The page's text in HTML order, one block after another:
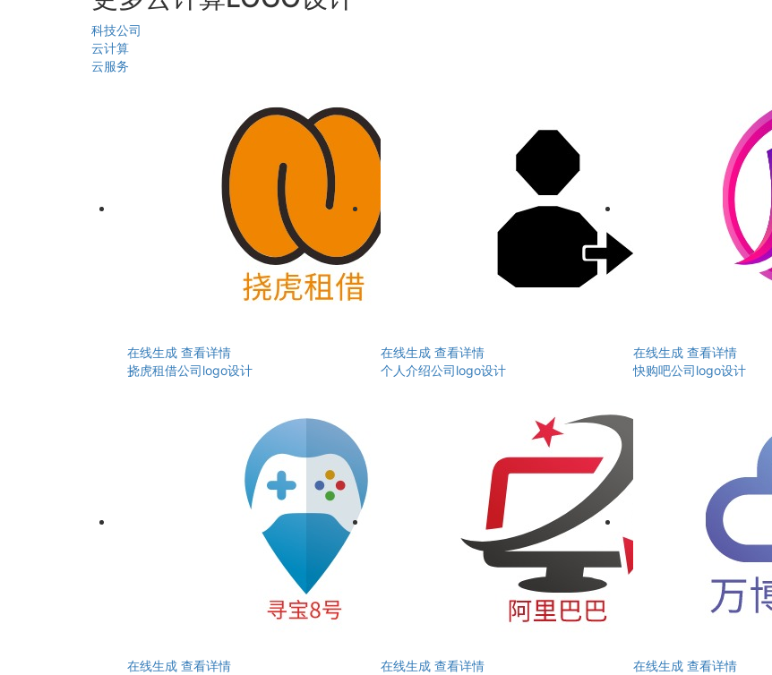
科技公司
云计算
云服务
在线生成 查看详情
挠虎租借公司logo设计
在线生成 查看详情
个人介绍公司logo设计
在线生成 查看详情
快购吧公司logo设计
在线生成 查看详情
在线生成 查看详情
在线生成 查看详情